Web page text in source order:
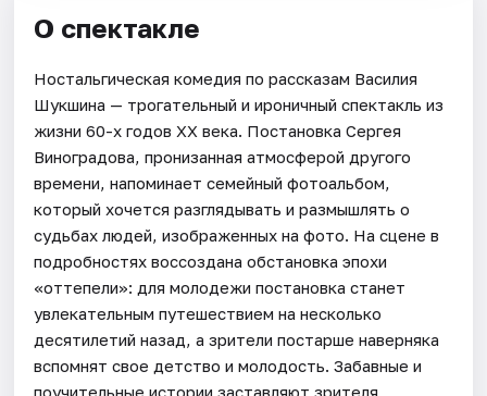
О спектакле
Ностальгическая комедия по рассказам Василия
Шукшина — трогательный и ироничный спектакль из
жизни 60-х годов ХХ века. Постановка Сергея
Виноградова, пронизанная атмосферой другого
времени, напоминает семейный фотоальбом,
который хочется разглядывать и размышлять о
судьбах людей, изображенных на фото. На сцене в
подробностях воссоздана обстановка эпохи
«оттепели»: для молодежи постановка станет
увлекательным путешествием на несколько
десятилетий назад, а зрители постарше наверняка
вспомнят свое детство и молодость. Забавные и
поучительные истории заставляют зрителя